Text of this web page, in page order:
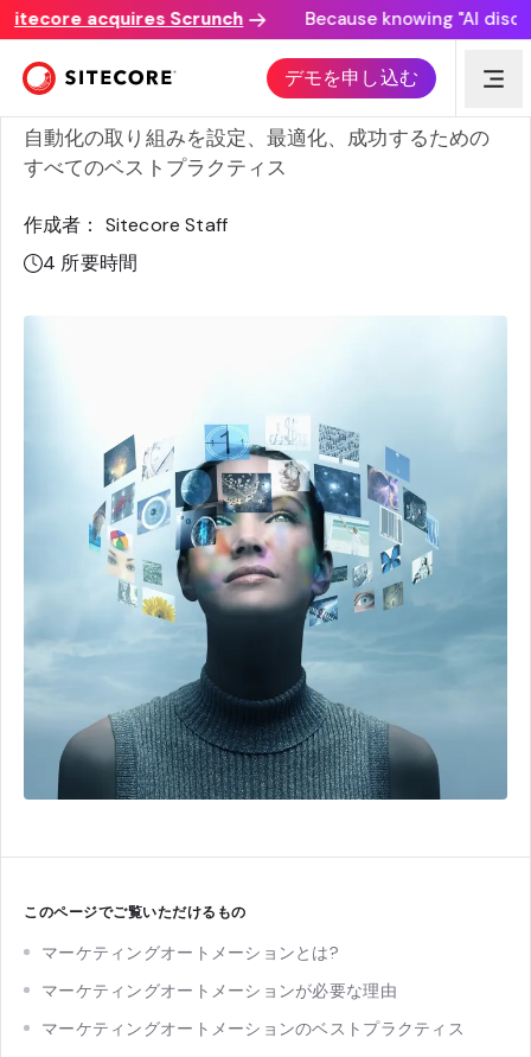
acquires Scrunch Because knowing "AI
デモを申し込む
マーケティングオートメーションを成功させるための10の
ベストプラクティス
自動化の取り組みを設定、最適化、成功するための
すべてのベストプラクティス
作成者： Sitecore Staff
4 所要時間
このページでご覧いただけるもの
マーケティングオートメーションとは?
マーケティングオートメーションが必要な理由
マーケティングオートメーションのベストプラクティス